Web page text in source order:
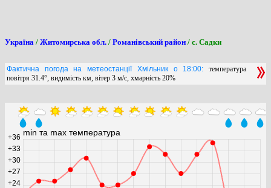
Україна / Житомирська обл. / Романівський район / с. Садки
Фактична погода на метеостанції Хмільник о 18:00: температура
повітря 31.4°, видимість км, вітер 3 м/с, хмарність 20%
min та max температура
+24
+27
+30
+33
+36